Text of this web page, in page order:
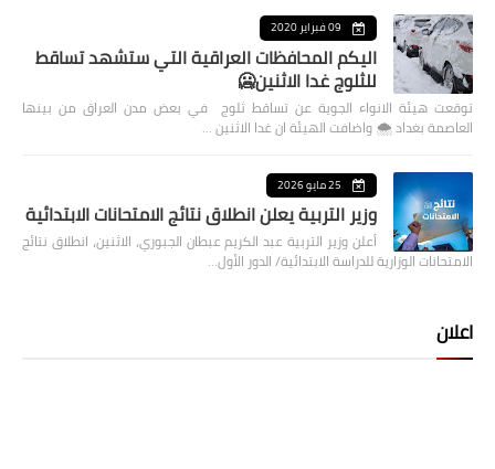
09 فبراير 2020
اليكم المحافظات العراقية التي ستشهد تساقط
للثلوج غدا الاثنين🥶
توقعت هيئة الانواء الجوية عن تساقط ثلوج في بعض مدن العراق من بينها
العاصمة بغداد ⁦🌨️⁩ واضافت الهيئة ان غدا الاثنين …
25 مايو 2026
وزير التربية يعلن انطلاق نتائج الامتحانات الابتدائية
أعلن وزير التربية عبد الكريم عبطان الجبوري، الاثنين، انطلاق نتائج
الامتحانات الوزارية للدراسة الابتدائية/ الدور الأول…
اعلان